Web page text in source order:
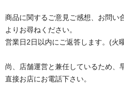
商品に関するご意見ご感想、お問い
よりお尋ねください。
営業日2日以内にご返答します。(火
尚、店舗運営と兼任しているため、
直接お店にお電話下さい。